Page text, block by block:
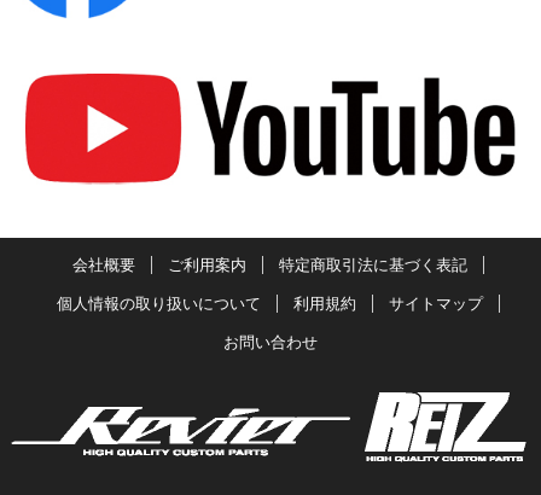
会社概要 ご利用案内 特定商取引法に基づく表記
個人情報の取り扱いについて 利用規約 サイトマップ
お問い合わせ